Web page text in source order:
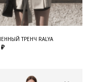
ТРЕНЧ RALYA